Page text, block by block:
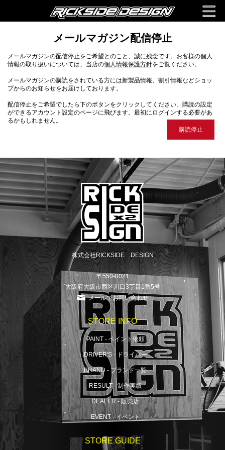
メールマガジン配信停止
メールマガジンの配信停止をご希望とのこと、誠に残念です。お客様の個人
情報の取り扱いについては、当店の個人情報保護方針をご覧ください。
メールマガジンの購読をされている方には新製品情報、割引情報などショッ
プからのお知らせをお届けしております。
配信停止をご希望でしたら下のボタンをクリックしてください。購読の設定
ができるアカウント設定のページに飛びます。最初にログインする必要があ
るかもしれません。
購読停止
株式会社RICKSIDE DESIGN
〒550-0021
大阪府大阪市西区川口3丁目1番5号
メールでお問い合わせ
STORE INFO
PAINT - ペイント依頼
DRIVER'S - ドライバー
BRAND - ブランド一覧
RESULT - 制作実績
DEALER - 販売店
EVENT - イベント
STORE GUIDE